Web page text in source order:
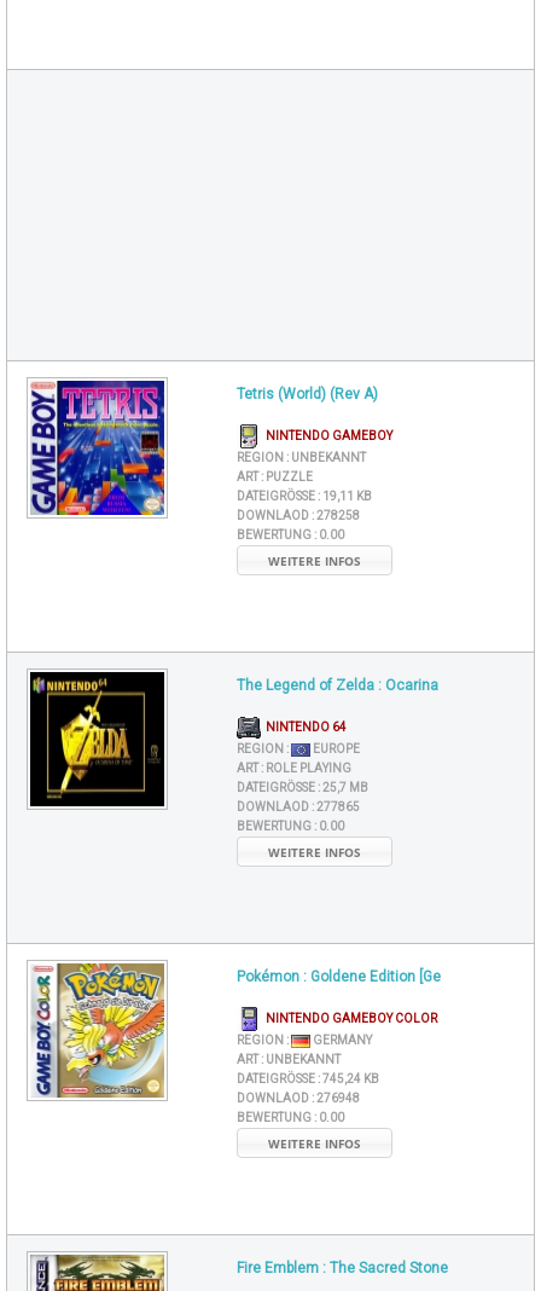
Tetris (World) (Rev A)
NINTENDO GAMEBOY
REGION : UNBEKANNT
ART : PUZZLE
DATEIGRÖSSE : 19,11 KB
DOWNLAOD :278258
BEWERTUNG : 0.00
WEITERE INFOS
The Legend of Zelda : Ocarina
NINTENDO 64
REGION :
EUROPE
ART : ROLE PLAYING
DATEIGRÖSSE : 25,7 MB
DOWNLAOD :277865
BEWERTUNG : 0.00
WEITERE INFOS
Pokémon : Goldene Edition [Ge
NINTENDO GAMEBOY COLOR
REGION :
GERMANY
ART : UNBEKANNT
DATEIGRÖSSE : 745,24 KB
DOWNLAOD :276948
BEWERTUNG : 0.00
WEITERE INFOS
Fire Emblem : The Sacred Stone